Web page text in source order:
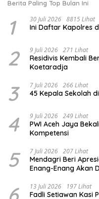
Berita Paling Top Bulan Ini
1 30 Juli 2026 8815 Lihat
Ini Daftar Kapolres
2 9 Juli 2026 271 Lihat
Residivis Kembali
Koetaradja
3 7 Juli 2026 266 Lihat
45 Kepala Sekolah
4 9 Juli 2026 249 Lihat
PWI Aceh Jaya
Kompetensi
5 7 Juli 2026 207 Lihat
Mendagri Beri
Enang-Enang Akan
13 Juli 2026 197 Lihat
Fadli Setiawan Kasi